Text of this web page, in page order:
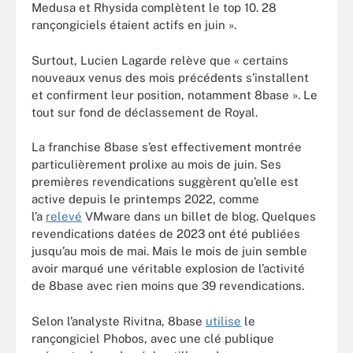
Medusa et Rhysida complètent le top 10. 28
rançongiciels étaient actifs en juin ».
Surtout, Lucien Lagarde relève que « certains
nouveaux venus des mois précédents s’installent
et confirment leur position, notamment 8base ». Le
tout sur fond de déclassement de Royal.
La franchise 8base s’est effectivement montrée
particulièrement prolixe au mois de juin. Ses
premières revendications suggèrent qu’elle est
active depuis le printemps 2022, comme
l’a relevé VMware dans un billet de blog. Quelques
revendications datées de 2023 ont été publiées
jusqu’au mois de mai. Mais le mois de juin semble
avoir marqué une véritable explosion de l’activité
de 8base avec rien moins que 39 revendications.
Selon l’analyste Rivitna, 8base utilise le
rançongiciel Phobos, avec une clé publique